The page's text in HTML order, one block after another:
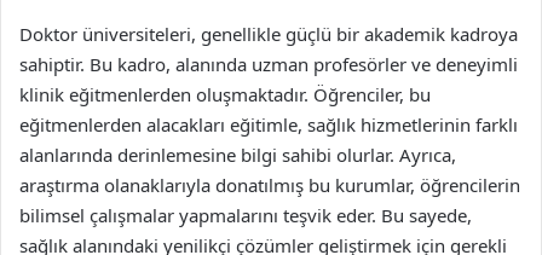
Doktor üniversiteleri, genellikle güçlü bir akademik kadroya
sahiptir. Bu kadro, alanında uzman profesörler ve deneyimli
klinik eğitmenlerden oluşmaktadır. Öğrenciler, bu
eğitmenlerden alacakları eğitimle, sağlık hizmetlerinin farklı
alanlarında derinlemesine bilgi sahibi olurlar. Ayrıca,
araştırma olanaklarıyla donatılmış bu kurumlar, öğrencilerin
bilimsel çalışmalar yapmalarını teşvik eder. Bu sayede,
sağlık alanındaki yenilikçi çözümler geliştirmek için gerekli